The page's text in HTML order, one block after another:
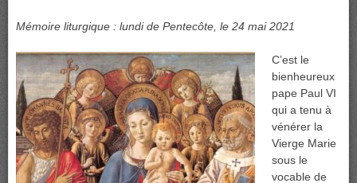
Mémoire liturgique : lundi de Pentecôte, le 24 mai 2021
C’est le
bienheureux
pape Paul VI
qui a tenu à
vénérer la
Vierge Marie
sous le
vocable de